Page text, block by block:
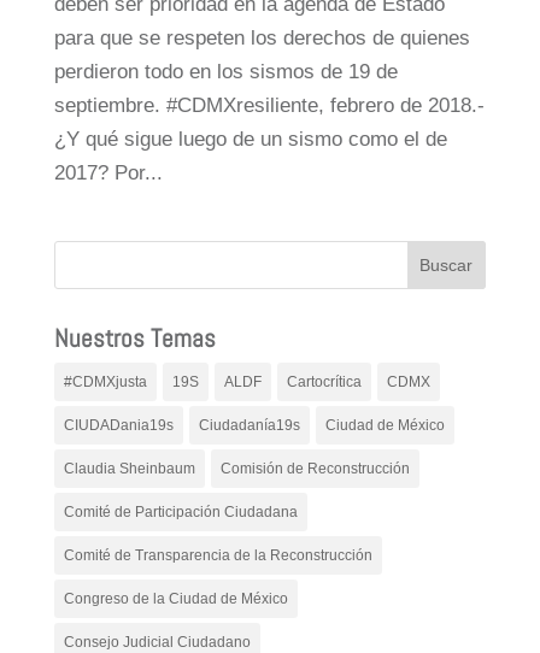
para que se respeten los derechos de quienes
perdieron todo en los sismos de 19 de
septiembre. #CDMXresiliente, febrero de 2018.-
¿Y qué sigue luego de un sismo como el de
2017? Por...
Nuestros Temas
#CDMXjusta 19S ALDF Cartocrítica CDMX
CIUDADania19s Ciudadanía19s Ciudad de México
Claudia Sheinbaum Comisión de Reconstrucción
Comité de Participación Ciudadana
Comité de Transparencia de la Reconstrucción
Congreso de la Ciudad de México
Consejo Judicial Ciudadano